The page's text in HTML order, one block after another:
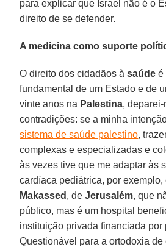
para explicar que Israel não é o
direito de se defender.
A medicina como suporte
O direito dos cidadãos àsaúde é
fundamental de um Estado e de
vinte anos na Palestina,
contradições: se a minha
sistema de saúde palestino,
complexas e especializadas e
às vezes tive que me adaptar às
cardíaca pediátrica, por exemplo,
Makassed , deJerusalém, que
público, mas é um hospital
instituição privada financiada por
Questionável para a ortodoxia de